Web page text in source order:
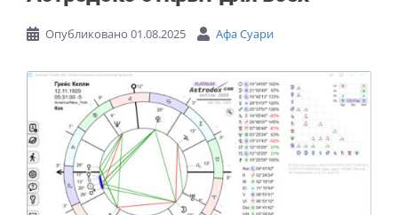
Опубликовано 01.08.2025 Афа Суари